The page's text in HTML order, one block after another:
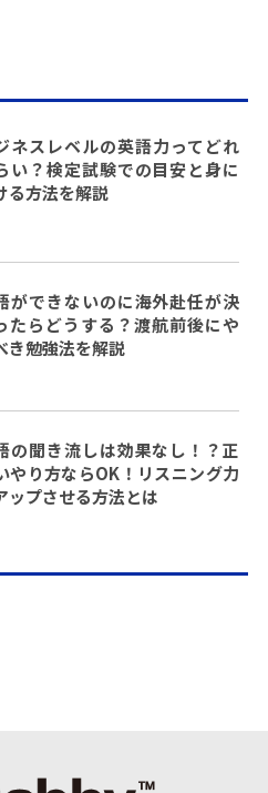
ネスレベルの英語力ってどれ
い？検定試験での目安と身に
る方法を解説
ができないのに海外赴任が決
たらどうする？渡航前後にや
き勉強法を解説
の聞き流しは効果なし！？正
やり方ならOK！リスニング力
ップさせる方法とは